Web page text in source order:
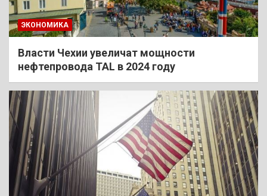
ЭКОНОМИКА
Власти Чехии увеличат мощности
нефтепровода TAL в 2024 году